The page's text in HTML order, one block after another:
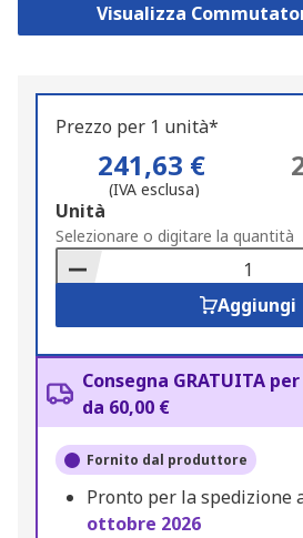
Visualizza
Prezzo per 1 unità*
241,63 €
(IVA esclusa)
Add
to
Basket
Unità
Selezionare o digitare la quantità
Aggiungi
Consegna GRATUITA
da 60,00 €
Fornito dal produttore
Pronto per la spedizione
ottobre 2026